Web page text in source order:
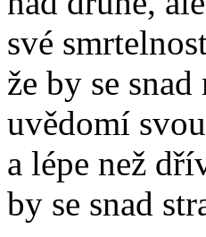
své
že by se
uvědomí
a lépe než
by se snad